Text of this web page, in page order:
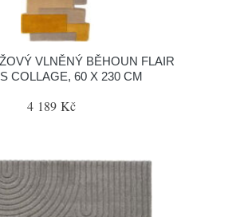
VLNĚNÝ BĚHOUN FLAIR
COLLAGE, 60 X 230 CM
4 189 Kč